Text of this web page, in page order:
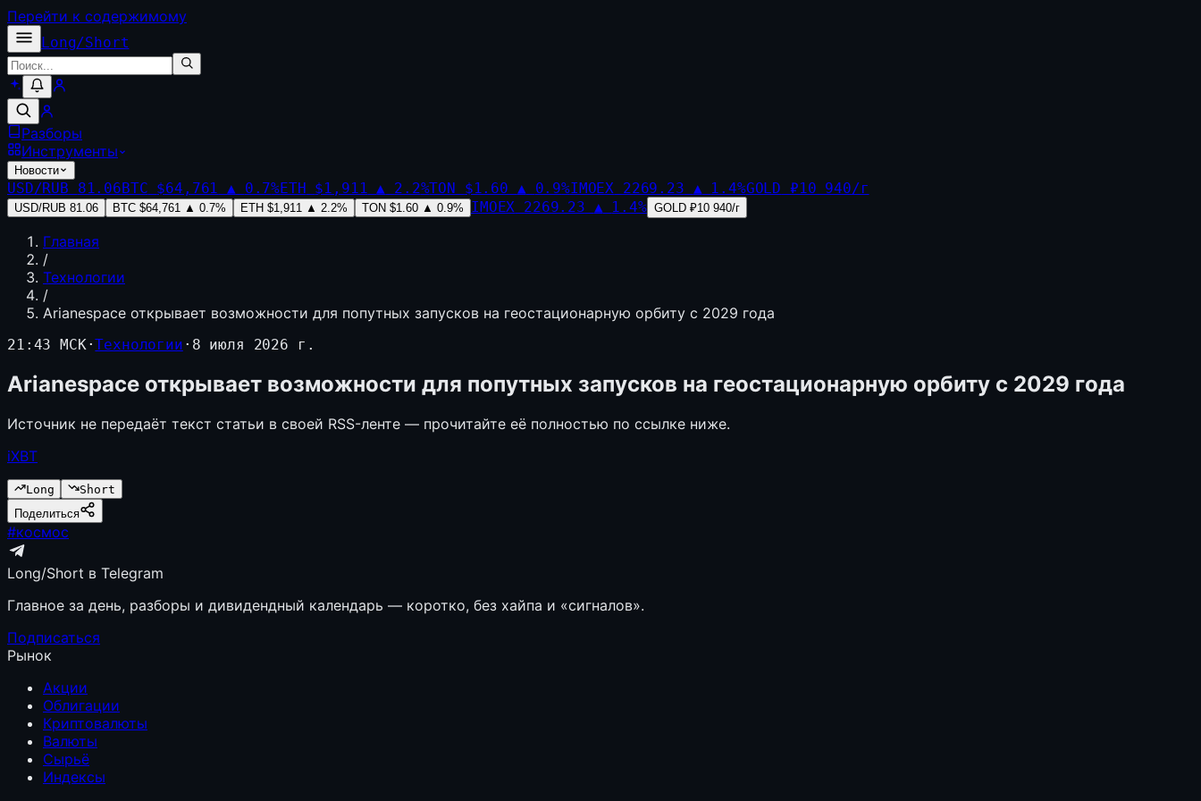
Перейти к содержимому
Long/Short
Разборы
Инструменты
Новости
USD/RUB 81.06BTC $64,761 ▲ 0.7%ETH $1,911 ▲ 2.2%TON $1.60 ▲ 0.9%IMOEX 2269.23 ▲ 1.4%GOLD ₽10 940/г
USD/RUB 81.06 BTC $64,761 ▲ 0.7% ETH $1,911 ▲ 2.2% TON $1.60 ▲ 0.9% IMOEX 2269.23 ▲ 1.4% GOLD ₽10 940/г
Главная
/
Технологии
/
Arianespace открывает возможности для попутных запусков на геостационарную орбиту с 2029 года
21:43 МСК·Технологии · 8 июля 2026 г.
Arianespace открывает возможности для попутных запусков на геостационарную орбиту с 2029 года
Источник не передаёт текст статьи в своей RSS-ленте — прочитайте её полностью по ссылке ниже.
iXBT
Long
Short
Поделиться
#космос
Long/Short в Telegram
Главное за день, разборы и дивидендный календарь — коротко, без хайпа и «сигналов».
Подписаться
Рынок
Акции
Облигации
Криптовалюты
Валюты
Сырьё
Индексы